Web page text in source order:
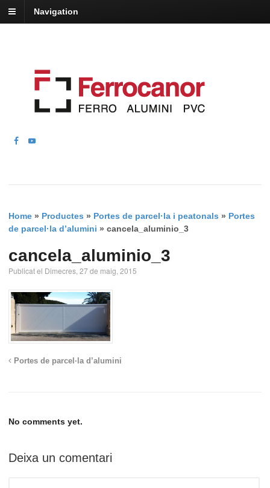
Navigation
Home » Productes » Portes de parcel·la i peatonals » Portes
de parcel·la d’alumini » cancela_aluminio_3
cancela_aluminio_3
Publicat el Dimecres, 27 de maig, 2015
Portes de parcel·la d’alumini
No comments yet.
Deixa un comentari